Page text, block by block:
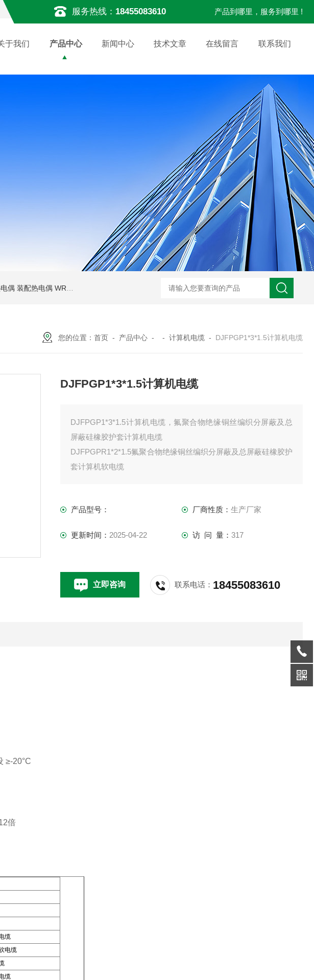
服务热线： 18455083610 产品到哪里，服务到哪里 !
于我们 产品中心 新闻中心 技术文章 在线留言 联系我们
偶 装配热电偶 WRP高温贵金属铂铑热电偶 WRN-530直角弯头热电偶 WRNK-231D炉管刀刃热电
您的位置： 首页 - 产品中心 - - 计算机电缆 - DJFPGP1*3*1.5计算机电缆
DJFPGP1*3*1.5计算机电缆
DJFPGP1*3*1.5计算机电缆，氟聚合物绝缘铜丝编织分屏蔽及总
屏蔽硅橡胶护套计算机电缆
DJFPGPR1*2*1.5氟聚合物绝缘铜丝编织分屏蔽及总屏蔽硅橡胶护
套计算机软电缆
产品型号： 厂商性质： 生产厂家
更新时间： 2025-04-22 访 问 量： 317
立即咨询 联系电话： 18455083610
≥-20°C
倍
缆
电缆
缆